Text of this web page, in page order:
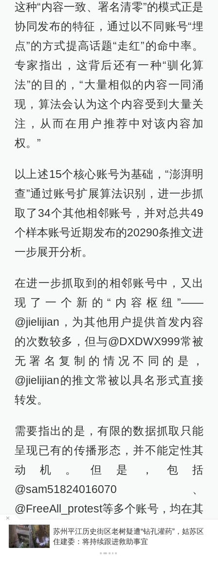
这种“内容⼀致、署名清零”的模式正是
协同发布的特征，通过以不同账号“埋
点”的方式提高话题“走红”的命中率。
专家指出，这背后还有一种“驯化算
法”的目的，“大量相似的内容一同涌
现，算法会认为这个内容受到大量关
注，从而在用户推荐中对该内容加
权。”
以上述15个核心账号为基础，“澎湃明
查”通过账号扩展算法识别，进一步抓
取了34个其他相邻账号，并对总共49
个样本账号近期发布的20290条推文进
一步展开分析。
在进一步抓取到的相邻账号中，又出
现了一个新的“内容枢纽”——
@jielijian，为其他用户提供首发内容
的次数较多，但与@DXDWX999常被
无署名复制的情况不同的是，
@jielijian的推文常被以具名形式直接
转发。
需要指出的是，有限的数据抓取只能
呈现已有的传播形态，并不能定性其
动机。但是，包括
@sam51824016070、
@FreeAll_protest等多个账号，均在其
简介、帖文或回复中，明确表达其反
华立场，并且他们所发布的内容也存
苏州平江历史街区老树疑遭“钻孔灌药”，姑苏区
住建委：将持续跟进救助事宜